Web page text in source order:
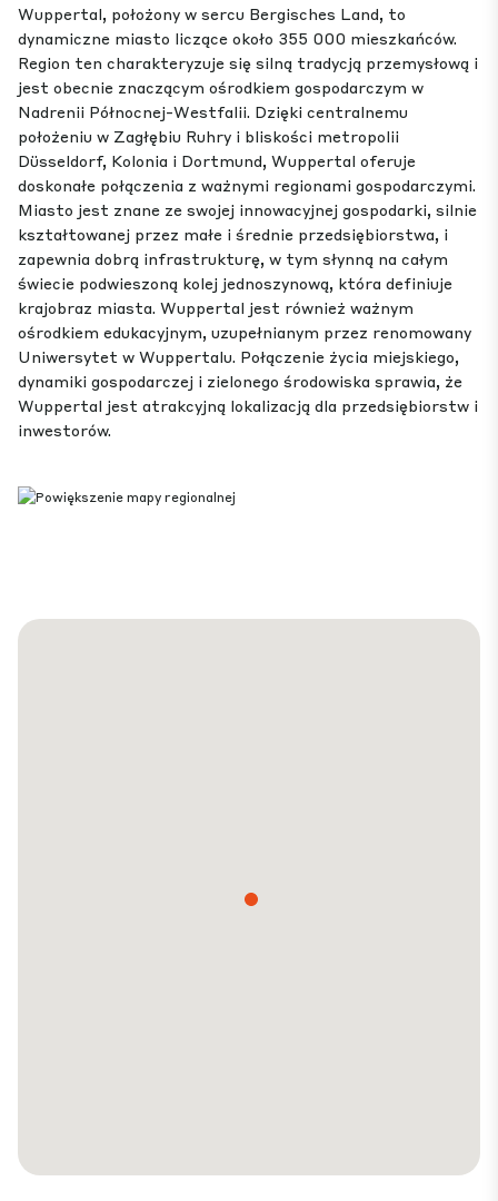
Wuppertal, położony w sercu Bergisches Land, to
dynamiczne miasto liczące około 355 000 mieszkańców.
Region ten charakteryzuje się silną tradycją przemysłową i
jest obecnie znaczącym ośrodkiem gospodarczym w
Nadrenii Północnej-Westfalii. Dzięki centralnemu
położeniu w Zagłębiu Ruhry i bliskości metropolii
Düsseldorf, Kolonia i Dortmund, Wuppertal oferuje
doskonałe połączenia z ważnymi regionami gospodarczymi.
Miasto jest znane ze swojej innowacyjnej gospodarki, silnie
kształtowanej przez małe i średnie przedsiębiorstwa, i
zapewnia dobrą infrastrukturę, w tym słynną na całym
świecie podwieszoną kolej jednoszynową, która definiuje
krajobraz miasta. Wuppertal jest również ważnym
ośrodkiem edukacyjnym, uzupełnianym przez renomowany
Uniwersytet w Wuppertalu. Połączenie życia miejskiego,
dynamiki gospodarczej i zielonego środowiska sprawia, że
Wuppertal jest atrakcyjną lokalizacją dla przedsiębiorstw i
inwestorów.